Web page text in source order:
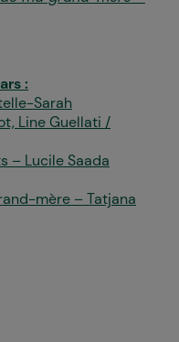
:
Sarah
Line Guellati /
– Lucile Saada
mère – Tatjana